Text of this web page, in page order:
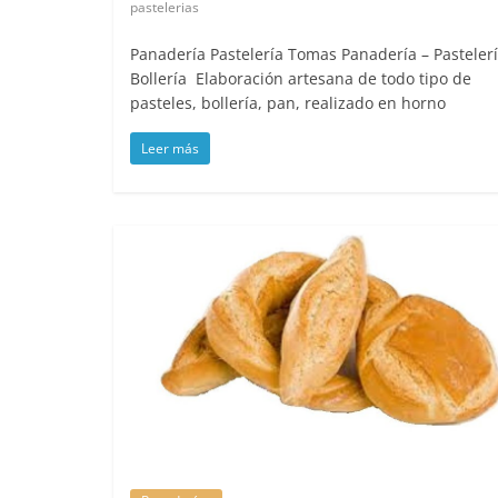
pastelerias
Panadería Pastelería Tomas Panadería –
Bollería Elaboración artesana de todo tipo de
pasteles, bollería, pan, realizado en horno
Leer más